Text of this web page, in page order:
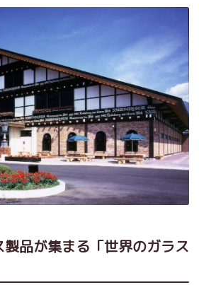
品が集まる「世界のガラス